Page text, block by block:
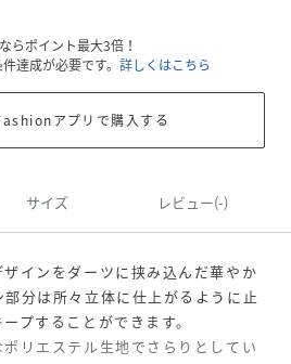
らポイント最大3倍！
達成が必要です。 詳しくはこちら
アプリで購入する
サイズ レビュー(-)
インをダーツに挟み込んだ華やか
分は所々立体に仕上がるように止
プすることができます。
リエステル生地でさらりとしてい